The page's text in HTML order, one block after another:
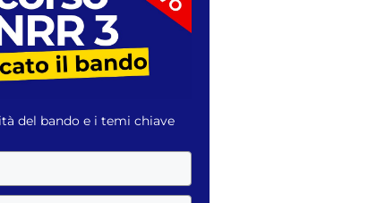
del bando e i temi chiave